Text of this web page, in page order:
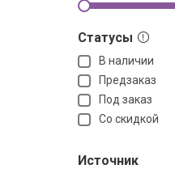
Статусы
В наличии
Предзаказ
Под заказ
Со скидкой
Источник